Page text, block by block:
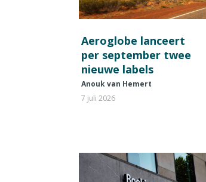
Aeroglobe lanceert
per september twee
nieuwe labels
Anouk van Hemert
7 juli 2026